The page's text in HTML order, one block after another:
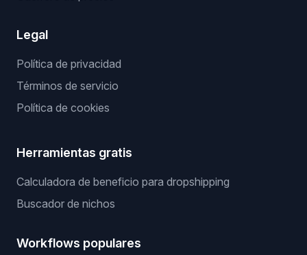
Legal
Política de privacidad
Términos de servicio
Política de cookies
Herramientas gratis
Calculadora de beneficio para dropshipping
Buscador de nichos
Workflows populares